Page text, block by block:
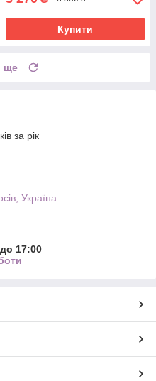
Купити
ще
за рік
Україна
17:00